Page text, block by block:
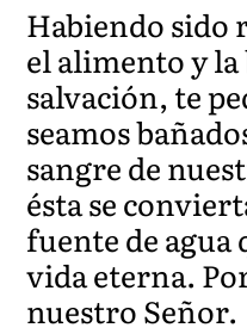
Habiendo sido
el alimento y la
salvación, te
seamos
sangre de
ésta se
fuente de agua
vida eterna.
nuestro Señor.